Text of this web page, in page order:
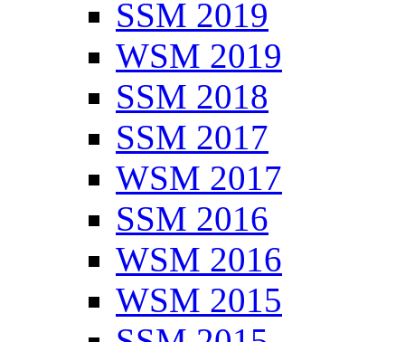
SSM 2019
WSM 2019
SSM 2018
SSM 2017
WSM 2017
SSM 2016
WSM 2016
WSM 2015